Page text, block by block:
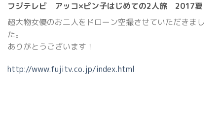
フジテレビ アッコ×ピン子はじめての2人旅 2017夏
超大物女優のお二人をドローン空撮させていただきまし
た。
ありがとうございます！
http://www.fujitv.co.jp/index.html